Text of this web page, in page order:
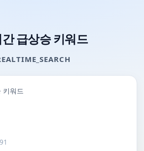
급상승 키워드
키워드